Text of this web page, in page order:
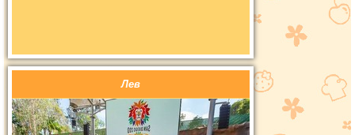
Лев